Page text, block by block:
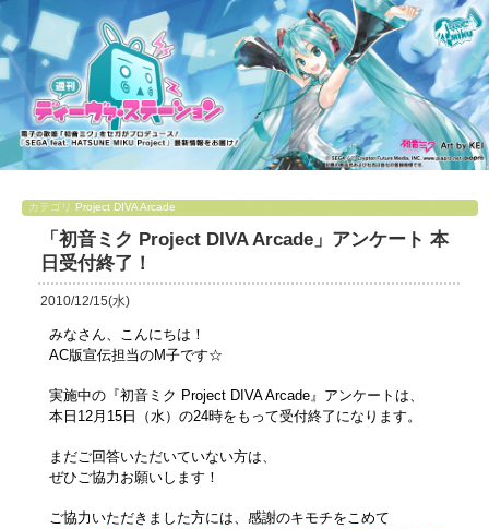
カテゴリ Project DIVA Arcade
「初音ミク Project DIVA Arcade」アンケート 本
日受付終了！
2010/12/15(水)
みなさん、こんにちは！
AC版宣伝担当のM子です☆
実施中の『初音ミク Project DIVA Arcade』アンケートは、
本日12月15日（水）の24時をもって受付終了になります。
まだご回答いただいていない方は、
ぜひご協力お願いします！
ご協力いただきました方には、感謝のキモチをこめて